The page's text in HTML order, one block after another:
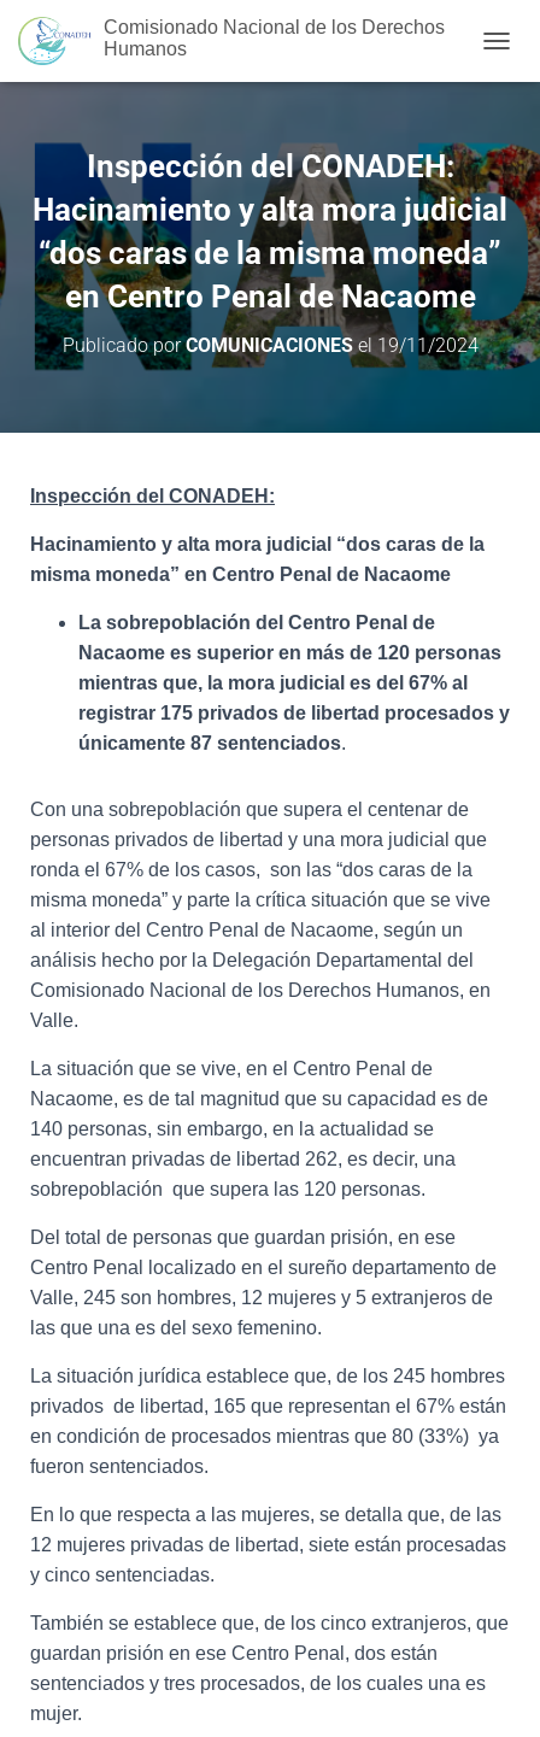
Comisionado Nacional de los Derechos
Humanos
A
I
A
R
M
O
E
N
Inspección del CONADEH:
Hacinamiento y alta mora judicial
“dos caras de la misma moneda”
en Centro Penal de Nacaome
Publicado porCOMUNICACIONESel 19/11/2024
Inspección del CONADEH:
Hacinamiento y alta mora judicial “dos caras de la
misma moneda” en Centro Penal de Nacaome
La sobrepoblación del Centro Penal de
Nacaome es superior en más de 120 personas
mientras que, la mora judicial es del 67% al
registrar 175 privados de libertad procesados y
únicamente 87 sentenciados.
Con una sobrepoblación que supera el centenar de
personas privados de libertad y una mora judicial que
ronda el 67% de los casos, son las “dos caras de la
misma moneda” y parte la crítica situación que se vive
al interior del Centro Penal de Nacaome, según un
análisis hecho por la Delegación Departamental del
Comisionado Nacional de los Derechos Humanos, en
Valle.
La situación que se vive, en el Centro Penal de
Nacaome, es de tal magnitud que su capacidad es de
140 personas, sin embargo, en la actualidad se
encuentran privadas de libertad 262, es decir, una
sobrepoblación que supera las 120 personas.
Del total de personas que guardan prisión, en ese
Centro Penal localizado en el sureño departamento de
Valle, 245 son hombres, 12 mujeres y 5 extranjeros de
las que una es del sexo femenino.
La situación jurídica establece que, de los 245 hombres
privados de libertad, 165 que representan el 67% están
en condición de procesados mientras que 80 (33%) ya
fueron sentenciados.
En lo que respecta a las mujeres, se detalla que, de las
12 mujeres privadas de libertad, siete están procesadas
y cinco sentenciadas.
También se establece que, de los cinco extranjeros, que
guardan prisión en ese Centro Penal, dos están
sentenciados y tres procesados, de los cuales una es
mujer.